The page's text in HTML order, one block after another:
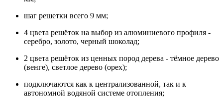
шаг решетки всего 9 мм;
4 цвета решёток на выбор из алюминиевого профиля -
серебро, золото, черный шоколад;
2 цвета решёток из ценных пород дерева - тёмное дерево
(венге), светлое дерево (орех);
подключаются как к централизованной, так и к
автономной водяной системе отопления;